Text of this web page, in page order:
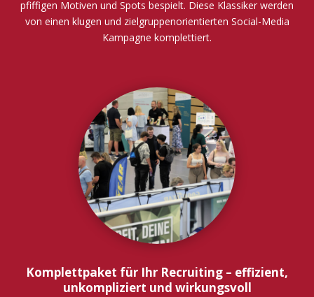
pfiffigen Motiven und Spots bespielt. Diese Klassiker werden
von einen klugen und zielgruppenorientierten Social-Media
Kampagne komplettiert.
Komplettpaket für Ihr Recruiting – effizient,
unkompliziert und wirkungsvoll